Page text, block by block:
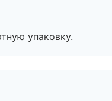
упаковку.